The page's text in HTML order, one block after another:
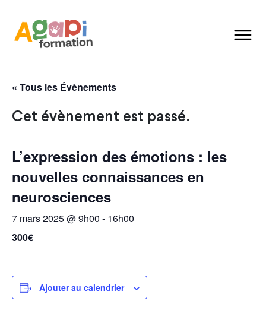
« Tous les Évènements
Cet évènement est passé.
L’expression des émotions : les
nouvelles connaissances en
neurosciences
7 mars 2025 @ 9h00 - 16h00
300€
Ajouter au calendrier